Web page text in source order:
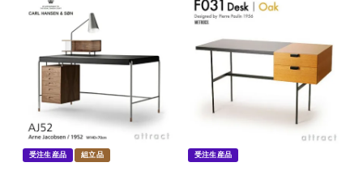
受注生産品 組立品 受注生産品